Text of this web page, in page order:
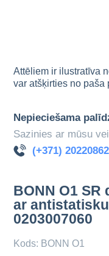
Attēliem ir ilustratīva
var atšķirties no paša
Nepieciešama
Sazinies ar mūsu
(+371) 20220862
BONN O1 SR
ar
0203007060
Kods: BONN O1